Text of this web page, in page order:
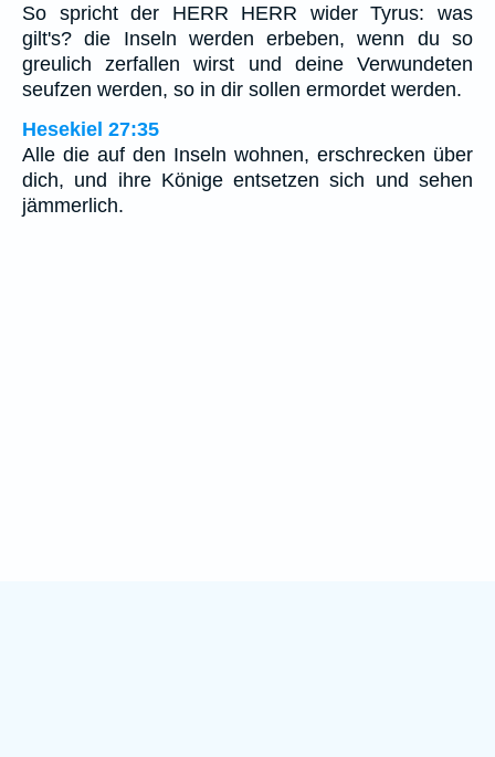
So spricht der HERR HERR wider Tyrus: was
gilt's? die Inseln werden erbeben, wenn du so
greulich zerfallen wirst und deine Verwundeten
seufzen werden, so in dir sollen ermordet werden.
Hesekiel 27:35
Alle die auf den Inseln wohnen, erschrecken über
dich, und ihre Könige entsetzen sich und sehen
jämmerlich.